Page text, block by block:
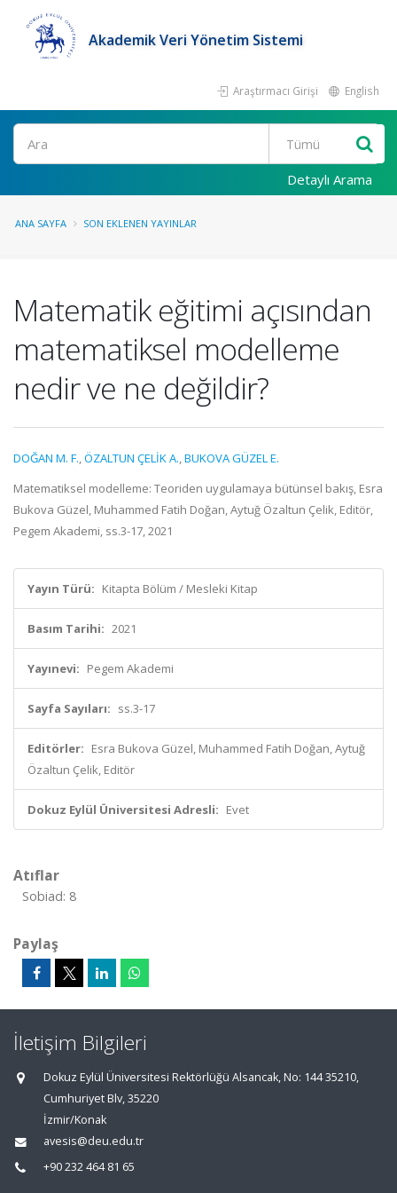
Akademik Veri Yönetim Sistemi
Araştırmacı Girişi English
Ara
Detaylı Arama
ANA SAYFA SON EKLENEN YAYINLAR
Matematik eğitimi açısından
matematiksel modelleme
nedir ve ne değildir?
DOĞAN M. F.,ÖZALTUN ÇELİK A.,BUKOVA GÜZEL E.
Matematiksel modelleme: Teoriden uygulamaya bütünsel bakış, Esra
Bukova Güzel, Muhammed Fatih Doğan, Aytuğ Özaltun Çelik, Editör,
Pegem Akademi, ss.3-17, 2021
Yayın Türü: Kitapta Bölüm / Mesleki Kitap
Basım Tarihi: 2021
Yayınevi: Pegem Akademi
Sayfa Sayıları: ss.3-17
Editörler: Esra Bukova Güzel, Muhammed Fatih Doğan, Aytuğ
Özaltun Çelik, Editör
Dokuz Eylül Üniversitesi Adresli: Evet
Atıflar
Sobiad: 8
Paylaş
İletişim Bilgileri
Dokuz Eylül Üniversitesi Rektörlüğü Alsancak, No: 144 35210,
Cumhuriyet Blv, 35220
İzmir/Konak
avesis@deu.edu.tr
+90 232 464 81 65